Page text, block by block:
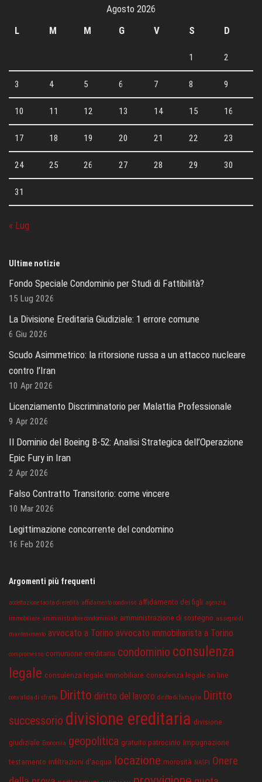
Agosto 2026
L
M M G V S D
1 2
3 4 5 6 7 8 9
10 11 12 13 14 15 16
17 18 19 20 21 22 23
24 25 26 27 28 29 30
31
« Lug
Ultime notizie
Fondo Speciale Condominio per Studi di Fattibilità?
15 Lug 2026
La Divisione Ereditaria Giudiziale: 1 errore comune
6 Giu 2026
Scudo Asimmetrico: la ritorsione russa a un attacco nucleare
contro l’Iran
10 Apr 2026
Licenziamento Discriminatorio per Malattia Professionale
9 Apr 2026
Il Dominio del Boeing B-52: Analisi Strategica dell’Operazione
Epic Fury in Iran
2 Apr 2026
Falso Contratto Transitorio: come vincere
10 Mar 2026
Legittimazione concorrente del condomino
16 Feb 2026
Argomenti più frequenti
accettazione tacita di eredità affidamento condiviso affidamento dei figli agenzia
immobiliare amministratore condominiale amministrazione di sostegno assegno di
mantenimento avvocato a Torino avvocato immobiliarista a Torino
compromesso comunione ereditaria condominio consulenza
legale consulenza legale immobiliare consulenza legale on line
convalida di sfratto Diritto diritto del lavoro diritto di famiglia Diritto
successorio divisione ereditaria divisione
giudiziale Economia geopolitica gratuito patrocinio Impugnazione
testamento infiltrazioni d'acqua locazione morosità NASPI Onere